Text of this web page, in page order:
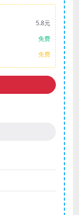
5.8元
免费
免费